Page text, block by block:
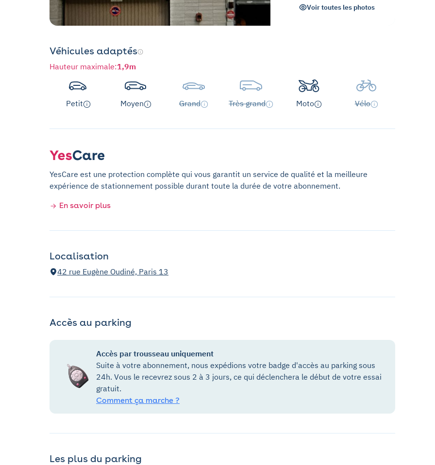
Voir toutes les photos
Véhicules adaptés
Hauteur maximale:1,9m
Petit Moyen Grand Très grand Moto Vélo
YesCare est une protection complète qui vous garantit un service de qualité et la meilleure
expérience de stationnement possible durant toute la durée de votre abonnement.
En savoir plus
Localisation
42 rue Eugène Oudiné, Paris 13
Accès au parking
Accès par trousseau uniquement
Suite à votre abonnement, nous expédions votre badge d'accès au parking sous
24h. Vous le recevrez sous 2 à 3 jours, ce qui déclenchera le début de votre essai
gratuit.
Comment ça marche ?
Les plus du parking